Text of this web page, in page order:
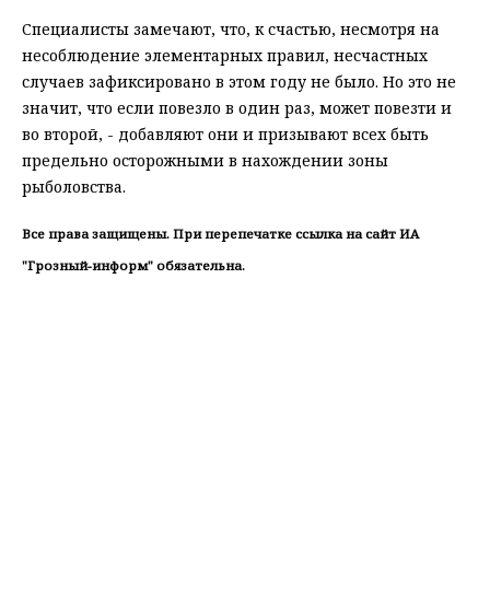
Специалисты замечают, что, к счастью, несмотря на
несоблюдение элементарных правил, несчастных
случаев зафиксировано в этом году не было. Но это не
значит, что если повезло в один раз, может повезти и
во второй, - добавляют они и призывают всех быть
предельно осторожными в нахождении зоны
рыболовства.
Все права защищены. При перепечатке ссылка на сайт ИА
"Грозный-информ" обязательна.